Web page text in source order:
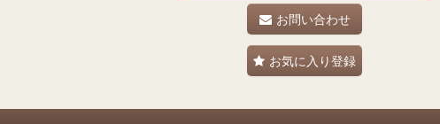
お問い合わせ
お気に入り登録